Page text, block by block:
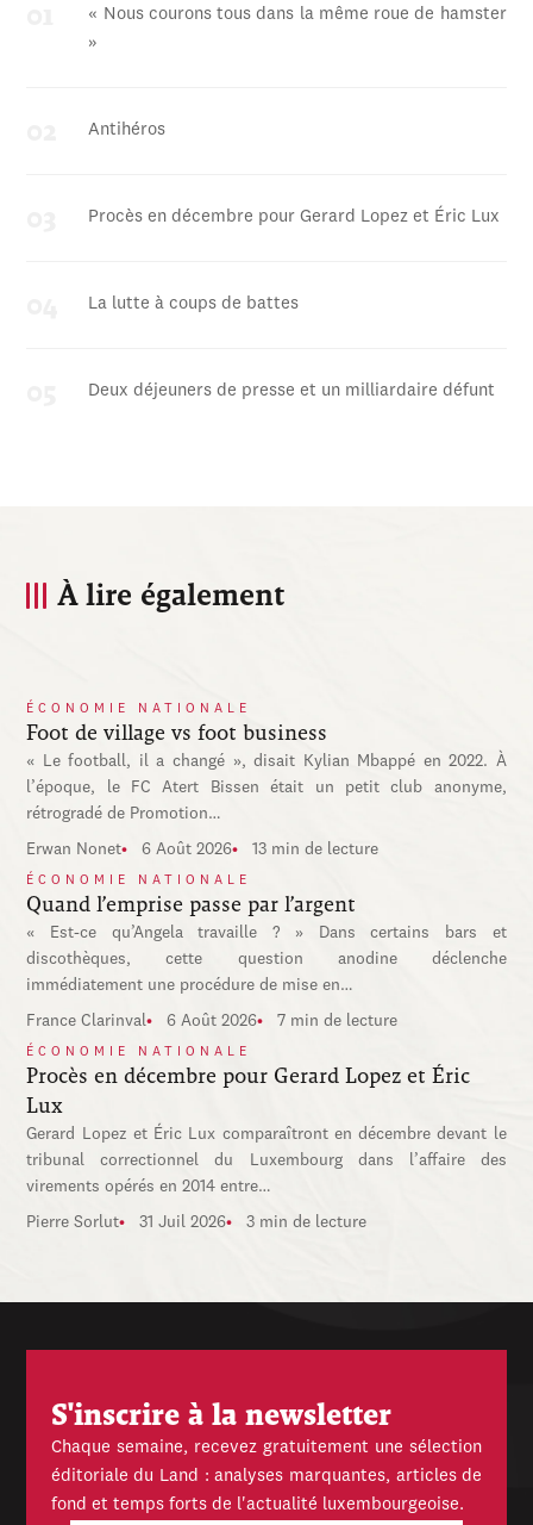
« Nous courons tous dans la même roue de hamster
»
Antihéros
Procès en décembre pour Gerard Lopez et Éric Lux
La lutte à coups de battes
Deux déjeuners de presse et un milliardaire défunt
À lire également
ÉCONOMIE NATIONALE
Foot de village vs foot business
« Le football, il a changé », disait Kylian Mbappé en 2022. À
l’époque, le FC Atert Bissen était un petit club anonyme,
rétrogradé de Promotion…
Erwan Nonet 6 Août 2026 13 min de lecture
ÉCONOMIE NATIONALE
Quand l’emprise passe par l’argent
« Est-ce qu’Angela travaille ? » Dans certains bars et
discothèques, cette question anodine déclenche
immédiatement une procédure de mise en…
France Clarinval 6 Août 2026 7 min de lecture
ÉCONOMIE NATIONALE
Procès en décembre pour Gerard Lopez et Éric
Lux
Gerard Lopez et Éric Lux comparaîtront en décembre devant le
tribunal correctionnel du Luxembourg dans l’affaire des
virements opérés en 2014 entre…
Pierre Sorlut 31 Juil 2026 3 min de lecture
S'inscrire à la newsletter
Chaque semaine, recevez gratuitement une sélection
éditoriale du Land : analyses marquantes, articles de
fond et temps forts de l'actualité luxembourgeoise.